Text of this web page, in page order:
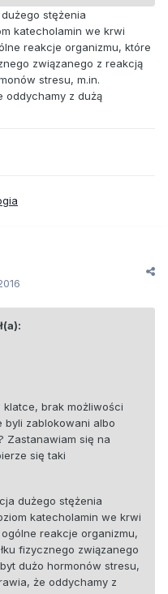
stężenia
katecholamin we krwi
reakcje organizmu, które
związanego z reakcją
stresu, m.in.
oddychamy z dużą
brak możliwości
zablokowani albo
Zastanawiam się na
się taki
dużego stężenia
katecholamin we krwi
reakcje organizmu,
fizycznego związanego
dużo hormonów stresu,
że oddychamy z